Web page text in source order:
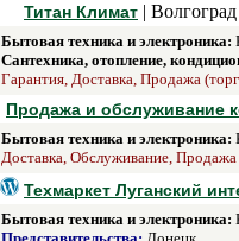
Титан Климат | Волгоград
Бытовая техника и электроника:
Сантехника, отопление,
Гарантия, Доставка, Продажа
Продажа и обслуживание
Бытовая техника и электроника:
Доставка, Обслуживание, Продажа
Техмаркет Луганский
Бытовая техника и электроника: